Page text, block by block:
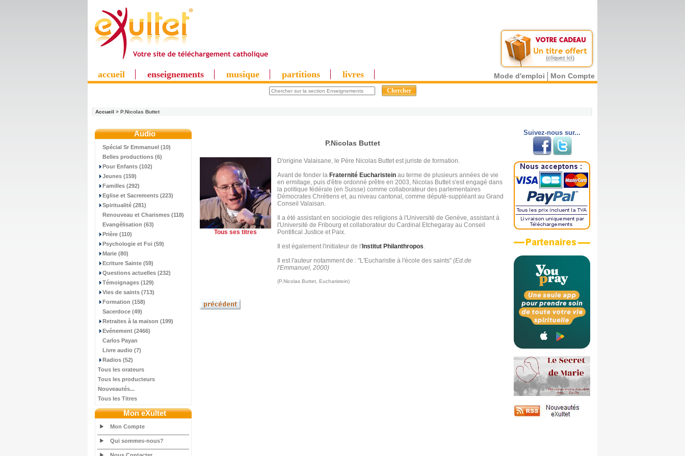
accueil enseignements musique partitions livres Mode d'emploi Mon Compte
Accueil > P.Nicolas Buttet
Audio
Spécial Sr Emmanuel (10)
Belles productions (6)
Pour Enfants (102)
Jeunes (159)
Familles (292)
Eglise et Sacrements (223)
Spiritualité (281)
Renouveau et Charismes (118)
Evangélisation (63)
Prière (110)
Psychologie et Foi (59)
Marie (80)
Ecriture Sainte (59)
Questions actuelles (232)
Témoignages (129)
Vies de saints (713)
Formation (158)
Sacerdoce (49)
Retraites à la maison (199)
Evénement (2466)
Carlos Payan
Livre audio (7)
Radios (52)
Tous les orateurs
Tous les producteurs
Nouveautés...
Tous les Titres
Mon eXultet
Mon Compte
Qui sommes-nous?
P.Nicolas Buttet
Tous ses titres
D'origine Valaisane, le Père Nicolas Buttet est juriste de formation.
Avant de fonder la Fraternité Eucharistein au terme de plusieurs années de vie
en ermitage, puis d'être ordonné prêtre en 2003, Nicolas Buttet s'est engagé dans
la politique fédérale (en Suisse) comme collaborateur des parlementaires
Démocrates Chrétiens et, au niveau cantonal, comme député-suppléant au Grand
Conseil Valaisan.
Il a été assistant en sociologie des religions à l'Université de Genève, assistant à
l'Université de Fribourg et collaborateur du Cardinal Etchegaray au Conseil
Pontifical Justice et Paix.
Il est également l'initiateur de l' Institut Philanthropos.
Il est l'auteur notamment de : "L'Eucharistie à l'école des saints" (Ed.de
l'Emmanuel, 2000)
(P.Nicolas Buttet, Eucharistein)
Suivez-nous sur...